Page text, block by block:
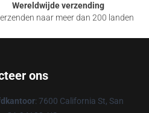
Wereldwijde verzending
naar meer dan 200 landen
ons
: 7600 California St, San